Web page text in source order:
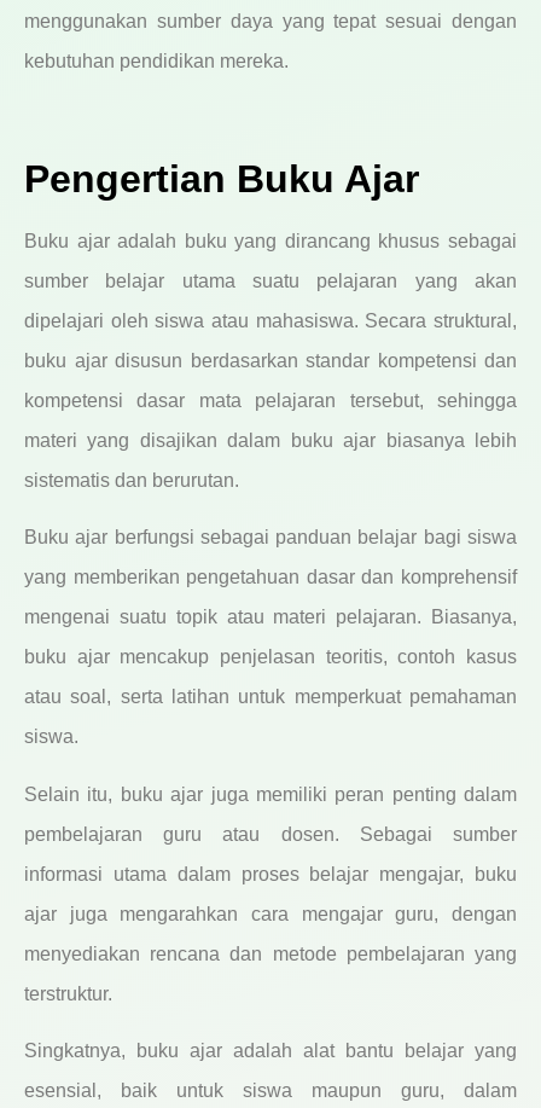
menggunakan sumber daya yang tepat sesuai dengan
kebutuhan pendidikan mereka.
Pengertian Buku Ajar
Buku ajar adalah buku yang dirancang khusus sebagai
sumber belajar utama suatu pelajaran yang akan
dipelajari oleh siswa atau mahasiswa. Secara struktural,
buku ajar disusun berdasarkan standar kompetensi dan
kompetensi dasar mata pelajaran tersebut, sehingga
materi yang disajikan dalam buku ajar biasanya lebih
sistematis dan berurutan.
Buku ajar berfungsi sebagai panduan belajar bagi siswa
yang memberikan pengetahuan dasar dan komprehensif
mengenai suatu topik atau materi pelajaran. Biasanya,
buku ajar mencakup penjelasan teoritis, contoh kasus
atau soal, serta latihan untuk memperkuat pemahaman
siswa.
Selain itu, buku ajar juga memiliki peran penting dalam
pembelajaran guru atau dosen. Sebagai sumber
informasi utama dalam proses belajar mengajar, buku
ajar juga mengarahkan cara mengajar guru, dengan
menyediakan rencana dan metode pembelajaran yang
terstruktur.
Singkatnya, buku ajar adalah alat bantu belajar yang
esensial, baik untuk siswa maupun guru, dalam